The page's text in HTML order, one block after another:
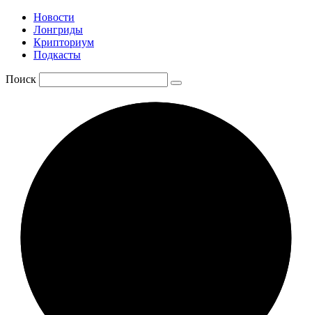
Новости
Лонгриды
Крипториум
Подкасты
Поиск